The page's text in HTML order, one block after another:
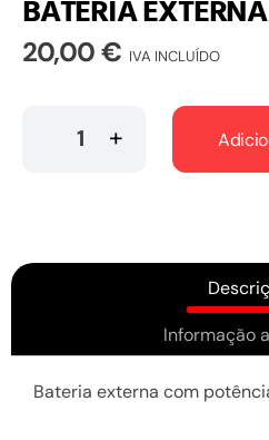
BATERIA EXTERNA
20,00€ IVA INCLUÍDO
Informação
Bateria externa com